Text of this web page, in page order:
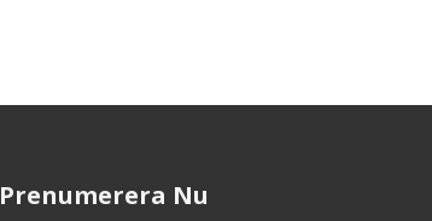
Prenumerera Nu